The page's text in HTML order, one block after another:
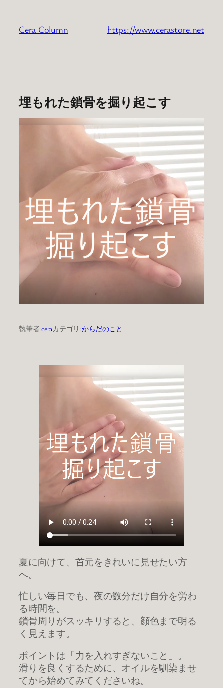
Cera Column https://www.cerastore.net
埋もれた鎖骨を掘り起こす
執筆者:ceraカテゴリ:からだのこと
夏に向けて、首元をきれいに見せたい方
へ。
忙しい毎日でも、夜の数分だけ自分を労わ
る時間を。
鎖骨周りがスッキリすると、顔色まで明る
く見えます。
ポイントは「力を入れすぎないこと」。
滑りを良くするために、オイルを馴染ませ
てから始めてみてくださいね。